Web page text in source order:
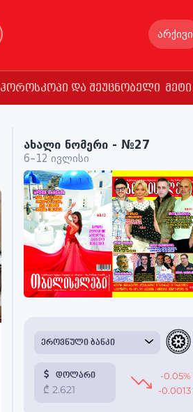
არქივი
ჰოროსკოპი და შეუცნობელი მეტი
ახალი ნომერი - №27
6–12 ივლისი